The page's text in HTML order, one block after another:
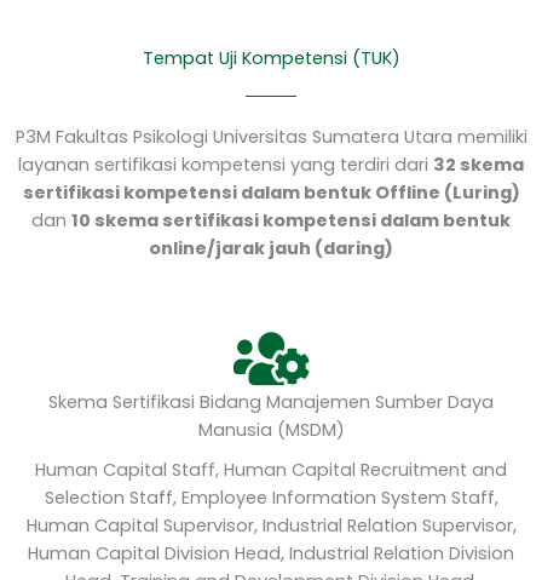
Tempat Uji Kompetensi (TUK)
P3M Fakultas Psikologi Universitas Sumatera Utara memiliki
layanan sertifikasi kompetensi yang terdiri dari 32 skema
sertifikasi kompetensi dalam bentuk Offline (Luring)
dan 10 skema sertifikasi kompetensi dalam bentuk
online/jarak jauh (daring)
Skema Sertifikasi Bidang Manajemen Sumber Daya
Manusia (MSDM)
Human Capital Staff, Human Capital Recruitment and
Selection Staff, Employee Information System Staff,
Human Capital Supervisor, Industrial Relation Supervisor,
Human Capital Division Head, Industrial Relation Division